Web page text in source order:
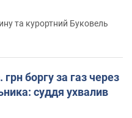
та курортний Буковель
боргу за газ через
суддя ухвалив